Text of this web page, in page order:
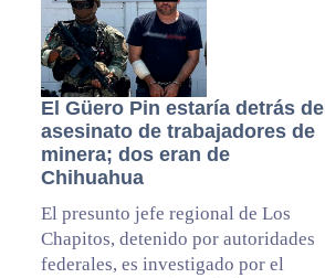
El Güero Pin estaría detrás del
asesinato de trabajadores de
minera; dos eran de
Chihuahua
El presunto jefe regional de Los
Chapitos, detenido por autoridades
federales, es investigado por el